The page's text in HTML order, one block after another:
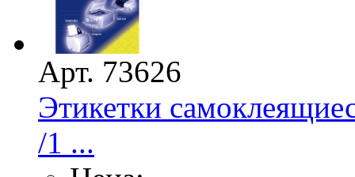
Арт. 73626
Этикетки
/1 ...